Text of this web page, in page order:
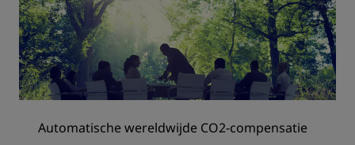
Automatische wereldwijde CO2-compensatie